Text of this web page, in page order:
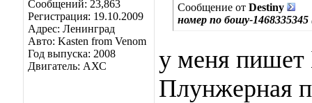
Сообщений: 23,863
Регистрация: 19.10.2009
Адрес: Ленинград
Авто: Kasten from Venom
Год выпуска: 2008
Двигатель: АХС
Сообщение от Destiny
номер по бошу-1468335345
у меня пишет
Плунжерная